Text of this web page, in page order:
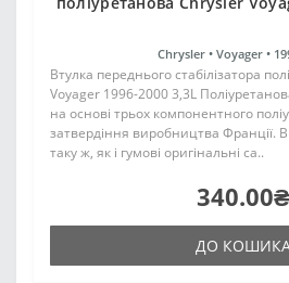
Chrysler • Voyager •
Втулка переднього стабілізатора
Voyager 1996-2000 3,3L
на основі трьох компонентного
затвердіння виробництва Франції.
таку ж, як і гумові оригінальні са..
340.00₴
ДО